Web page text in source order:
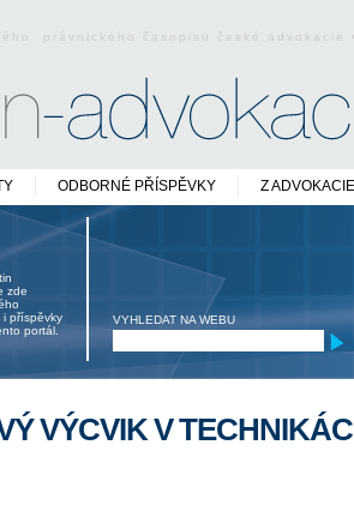
právnického časopisu české
ODBORNÉ PŘÍSPĚVKY Z ADVOKACIE
zde
i příspěvky
portál.
VYHLEDAT NA WEBU
VÝCVIK V